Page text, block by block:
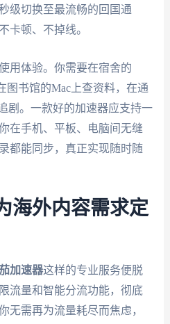
级切换至最流畅的回国通
卡顿、不掉线。
用体验。你需要在宿舍的
图书馆的Mac上查资料，在通
剧。一款好的加速器应支持一
在手机、平板、电脑间无缝
都能同步，真正实现随时随
海外内容需求定
加速器这样的专业服务便脱
流量和智能分流功能，彻底
无需再为流量耗尽而焦虑，